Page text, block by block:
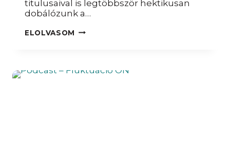
titulusaival is legtöbbször hektikusan
dobálózunk a…
ELOLVASOM KEVERNI
VAGY